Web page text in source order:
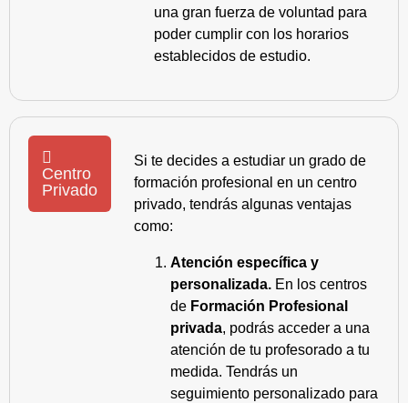
una gran fuerza de voluntad para
poder cumplir con los horarios
establecidos de estudio.
Centro
Privado
Si te decides a estudiar un grado de
formación profesional en un centro
privado, tendrás algunas ventajas
como:
Atención específica y
personalizada. En los centros
de Formación Profesional
privada, podrás acceder a una
atención de tu profesorado a tu
medida. Tendrás un
seguimiento personalizado para